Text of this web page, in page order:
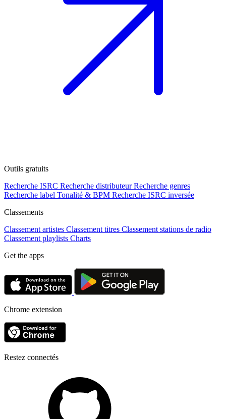
Outils gratuits
Recherche ISRC Recherche distributeur Recherche genres
Recherche label Tonalité & BPM Recherche ISRC inversée
Classements
Classement artistes Classement titres Classement stations de radio
Classement playlists Charts
Get the apps
Chrome extension
Restez connectés